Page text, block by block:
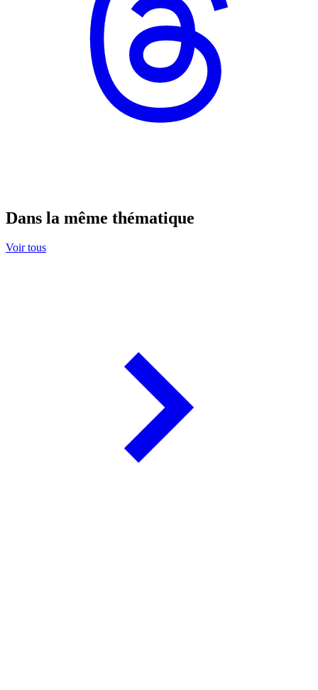
Dans la même thématique
Voir tous